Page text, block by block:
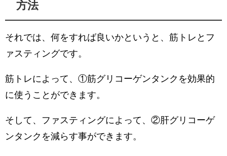
方法
それでは、何をすれば良いかというと、筋トレとフ
ァスティングです。
筋トレによって、①筋グリコーゲンタンクを効果的
に使うことができます。
そして、ファスティングによって、②肝グリコーゲ
ンタンクを減らす事ができます。